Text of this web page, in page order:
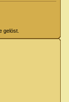
gelöst.